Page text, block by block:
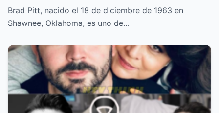
Brad Pitt, nacido el 18 de diciembre de 1963 en
Shawnee, Oklahoma, es uno de…